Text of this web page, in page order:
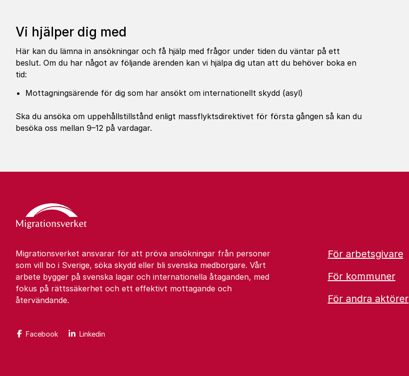
Vi hjälper dig med
Här kan du lämna in ansökningar och få hjälp med frågor under tiden du väntar på ett
beslut. Om du har något av följande ärenden kan vi hjälpa dig utan att du behöver boka en
tid:
Mottagningsärende för dig som har ansökt om internationellt skydd (asyl)
Ska du ansöka om uppehållstillstånd enligt massflyktsdirektivet för första gången så kan du
besöka oss mellan 9–12 på vardagar.
Migrationsverket ansvarar för att pröva ansökningar från personer
som vill bo i Sverige, söka skydd eller bli svenska medborgare. Vårt
arbete bygger på svenska lagar och internationella åtaganden, med
fokus på rättssäkerhet och ett effektivt mottagande och
återvändande.
Facebook Linkedin
För arbetsgivare
För kommuner
För andra aktörer